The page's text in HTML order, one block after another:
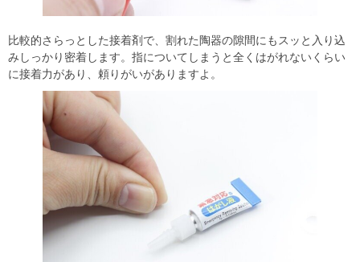
比較的さらっとした接着剤で、割れた陶器の隙間にもスッと入り込
みしっかり密着します。指についてしまうと全くはがれないくらい
に接着力があり、頼りがいがありますよ。